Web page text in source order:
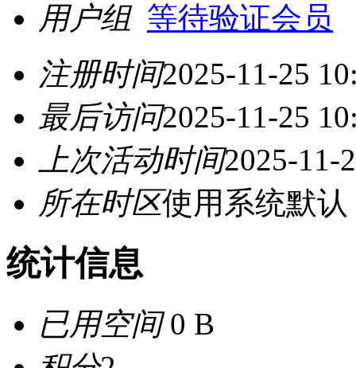
用户组 等待验证会员
注册时间2025-11-25
最后访问2025-11-25
上次活动时间2025-11-
所在时区使用系统默认
统计信息
已用空间0 B